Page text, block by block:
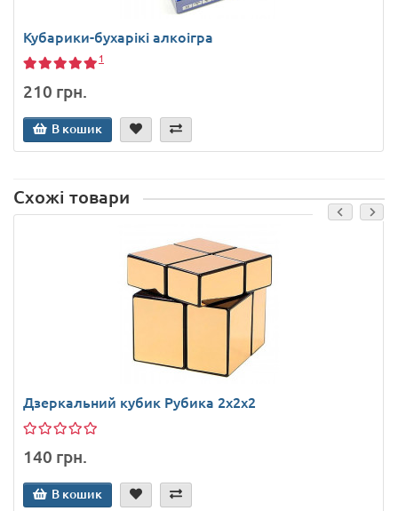
Кубарики-бухарікі алкоігра
1
210 грн.
В кошик
Схожі товари
Дзеркальний кубик Рубика 2x2x2
140 грн.
В кошик